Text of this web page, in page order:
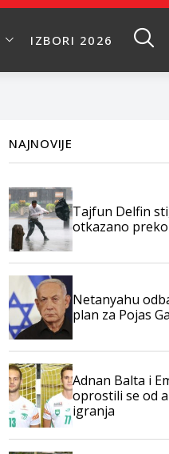
IZBORI 2026
NAJNOVIJE
Tajfun Delfin
otkazano
Netanyahu
plan za Pojas
Adnan Balta i
oprostili se od
igranja